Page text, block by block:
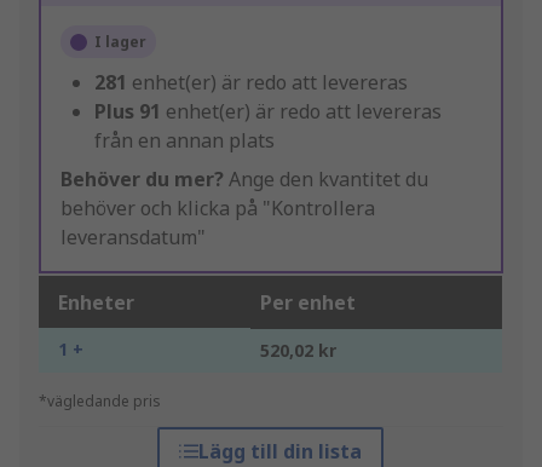
I lager
281 enhet(er) är redo att levereras
Plus 91 enhet(er) är redo att levereras
från en annan plats
Behöver du mer? Ange den kvantitet du
behöver och klicka på "Kontrollera
leveransdatum"
Enheter Per enhet
1 + 520,02 kr
*vägledande pris
Lägg till din lista